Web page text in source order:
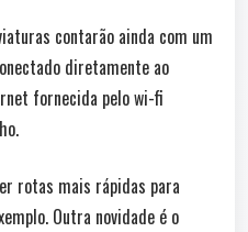
contarão ainda com um
diretamente ao
fornecida pelo wi-fi
rotas mais rápidas para
Outra novidade é o